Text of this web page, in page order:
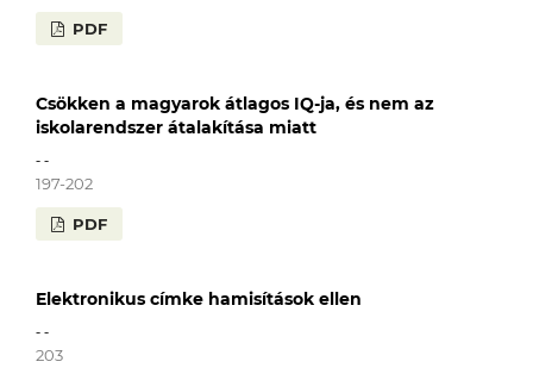
PDF
Csökken a magyarok átlagos IQ-ja, és nem az
iskolarendszer átalakítása miatt
- -
197-202
PDF
Elektronikus címke hamisítások ellen
- -
203